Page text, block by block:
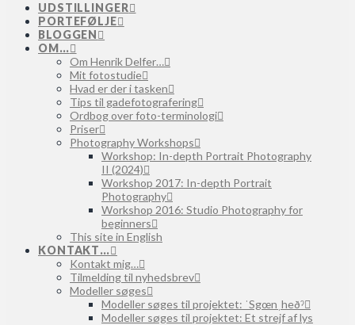
UDSTILLINGER
PORTEFØLJE
BLOGGEN
OM…
Om Henrik Delfer…
Mit fotostudie
Hvad er der i tasken
Tips til gadefotografering
Ordbog over foto-terminologi
Priser
Photography Workshops
Workshop: In-depth Portrait Photography
II (2024)
Workshop 2017: In-depth Portrait
Photography
Workshop 2016: Studio Photography for
beginners
This site in English
KONTAKT…
Kontakt mig…
Tilmelding til nyhedsbrev
Modeller søges
Modeller søges til projektet: ˈSgœnˌheðˀ
Modeller søges til projektet: Et strejf af lys